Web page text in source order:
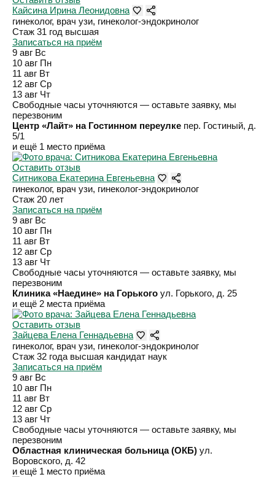
Кайсина Ирина Леонидовна
гинеколог, врач узи, гинеколог-эндокринолог
Стаж 31 год высшая
Записаться на приём
9 авг Вс
10 авг Пн
11 авг Вт
12 авг Ср
13 авг Чт
Свободные часы уточняются — оставьте заявку, мы
перезвоним
Центр «Лайт» на Гостинном переулке пер. Гостиный, д.
5/1
и ещё 1 место приёма
Оставить отзыв
Ситникова Екатерина Евгеньевна
гинеколог, врач узи, гинеколог-эндокринолог
Стаж 20 лет
Записаться на приём
9 авг Вс
10 авг Пн
11 авг Вт
12 авг Ср
13 авг Чт
Свободные часы уточняются — оставьте заявку, мы
перезвоним
Клиника «Наедине» на Горького ул. Горького, д. 25
и ещё 2 места приёма
Оставить отзыв
Зайцева Елена Геннадьевна
гинеколог, врач узи, гинеколог-эндокринолог
Стаж 32 года высшая кандидат наук
Записаться на приём
9 авг Вс
10 авг Пн
11 авг Вт
12 авг Ср
13 авг Чт
Свободные часы уточняются — оставьте заявку, мы
перезвоним
Областная клиническая больница (ОКБ) ул.
Воровского, д. 42
и ещё 1 место приёма